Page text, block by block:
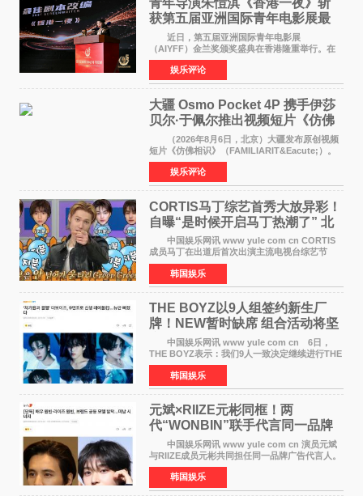
青年导演朱愷淇《香港一夜》斩
获第五届亚洲国际青年电影展最
佳剧本改编奖
近日，第五届亚洲国际青年电影展
（AIYFF）金兰奖颁奖盛典在香港隆重举行。在
这场汇聚数百位海内外电影人、文化界人士及媒
体代表的亚洲青年影视盛会上，香港本土电影
《香港一夜》（Dawn in Ho
娱乐评论
大疆 Osmo Pocket 4P 携手伊莎
贝尔·于佩尔推出视频短片《仿佛
相识》
（2026年8月6日，北京）大疆发布原创视频
短片《仿佛相识》（FAMILIARIT&Eacute;）。
视频短片由戛纳国际电影节最佳女演员伊莎贝尔·
于佩尔（Isabelle Huppert）主演，全程使用大
疆首款双主摄口
娱乐评论
CORTIS马丁综艺首秀大放异彩！
自曝“是时候开启马丁热潮了” 北
美巡演火热进行中
中国娱乐网讯 www yule com cn CORTIS
成员马丁在出道后首次出演主流电视台综艺节
目，展现了多才多艺的魅力。 马丁出演了5日
播出的MBC《Radio Star》Fashion与Passion
之间，I&lsquo;m
韩国娱乐
THE BOYZ以9人组签约新生厂
牌！NEW暂时缺席 组合活动将坚
定不移继续
中国娱乐网讯 www yule com cn 6日，
THE BOYZ表示：我们9人一致决定继续进行THE
BOYZ组合活动，并且已经完成了组合团体活动
签约。目前正在新生厂牌下进行活动准备。尚未
离开THE BOYZ原所
韩国娱乐
元斌×RIIZE元彬同框！两
代“WONBIN”联手代言同一品牌
颜值天花板合体
中国娱乐网讯 www yule com cn 演员元斌
与RIIZE成员元彬共同担任同一品牌广告代言人。
6日据独家报道，继演员元斌之后，RIIZE元彬最
近也被选为某在线中介平台A公司的共同广告代言
人，两人将作
韩国娱乐